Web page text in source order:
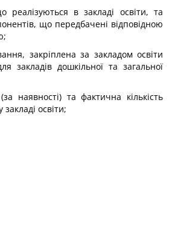
реалізуються в закладі освіти, та
що передбачені відповідною
закріплена за закладом освіти
закладів дошкільної та загальної
наявності) та фактична кількість
освіти;